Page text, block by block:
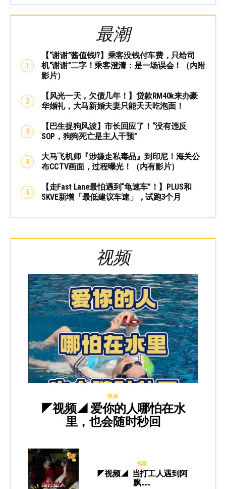
最潮
【“谢谢”酱值钱⁉️】乘客没钱付车费，只给司
机“谢谢”二字！乘客澄清：是一场误会！（内附
影片）
【风光一天，欠债几年！】贷款RM40k来办豪
华婚礼，大马新婚夫妻只能天天吃泡面！
【巴生捉狗风波】市长回应了！“没有违反
SOP，狗狗死亡是主人干预”
大马飞机师『涉嫌走私毒品』到印尼！海关公
布CCTV画面，过程曝光！（内有影片）
【走Fast Lane最怕遇到“龟速车”！】PLUS和
SKVE新增「最低建议车速」，试跑3个月
视频
视频
◤视频◢ 爱你的人哪怕在水
里，也会随时秒回
视频
◤视频◢ 当打工人遇到阿
飘……